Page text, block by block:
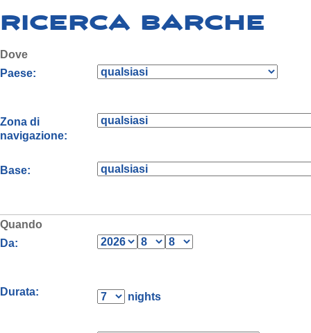
Ricerca barche
Dove
Paese:
Zona di
navigazione:
Base:
Quando
Da:
Durata: nights